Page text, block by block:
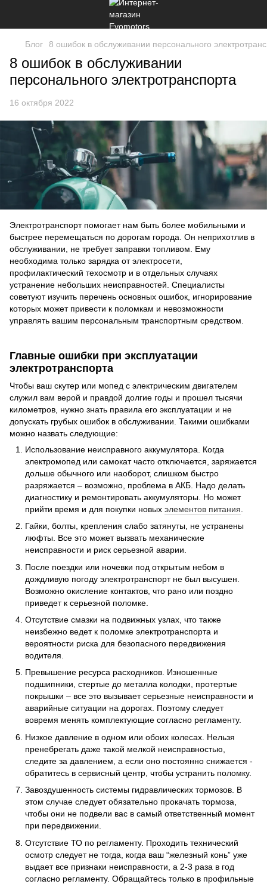
Блог 8 ошибок в обслуживании персонального
8 ошибок в обслуживании
персонального электротранспорта
16 октября 2022
Электротранспорт помогает нам быть более мобильными и
быстрее перемещаться по дорогам города. Он неприхотлив в
обслуживании, не требует заправки топливом. Ему
необходима только зарядка от электросети,
профилактический техосмотр и в отдельных случаях
устранение небольших неисправностей. Специалисты
советуют изучить перечень основных ошибок, игнорирование
которых может привести к поломкам и невозможности
управлять вашим персональным транспортным средством.
Главные ошибки при эксплуатации
электротранспорта
Чтобы ваш скутер или мопед с электрическим двигателем
служил вам верой и правдой долгие годы и прошел тысячи
километров, нужно знать правила его эксплуатации и не
допускать грубых ошибок в обслуживании. Такими ошибками
можно назвать следующие:
Использование неисправного аккумулятора. Когда
электромопед или самокат часто отключается, заряжается
дольше обычного или наоборот, слишком быстро
разряжается – возможно, проблема в АКБ. Надо делать
диагностику и ремонтировать аккумуляторы. Но может
прийти время и для покупки новых элементов питания
Гайки, болты, крепления слабо затянуты, не устранены
люфты. Все это может вызвать механические
неисправности и риск серьезной аварии.
После поездки или ночевки под открытым небом в
дождливую погоду электротранспорт не был высушен.
Возможно окисление контактов, что рано или поздно
приведет к серьезной поломке.
Отсутствие смазки на подвижных узлах, что также
неизбежно ведет к поломке электротранспорта и
вероятности риска для безопасного передвижения
водителя.
Превышение ресурса расходников. Изношенные
подшипники, стертые до металла колодки, протертые
покрышки – все это вызывает серьезные неисправности и
аварийные ситуации на дорогах. Поэтому следует
вовремя менять комплектующие согласно регламенту.
Низкое давление в одном или обоих колесах. Нельзя
пренебрегать даже такой мелкой неисправностью,
следите за давлением, а если оно постоянно снижается -
обратитесь в сервисный центр, чтобы устранить поломку.
Завоздушенность системы гидравлических тормозов. В
этом случае следует обязательно прокачать тормоза,
чтобы они не подвели вас в самый ответственный момент
при передвижении.
Отсутствие ТО по регламенту. Проходить технический
осмотр следует не тогда, когда ваш “железный конь” уже
выдает все признаки неисправности, а 2-3 раза в год
согласно регламенту. Обращайтесь только в профильные